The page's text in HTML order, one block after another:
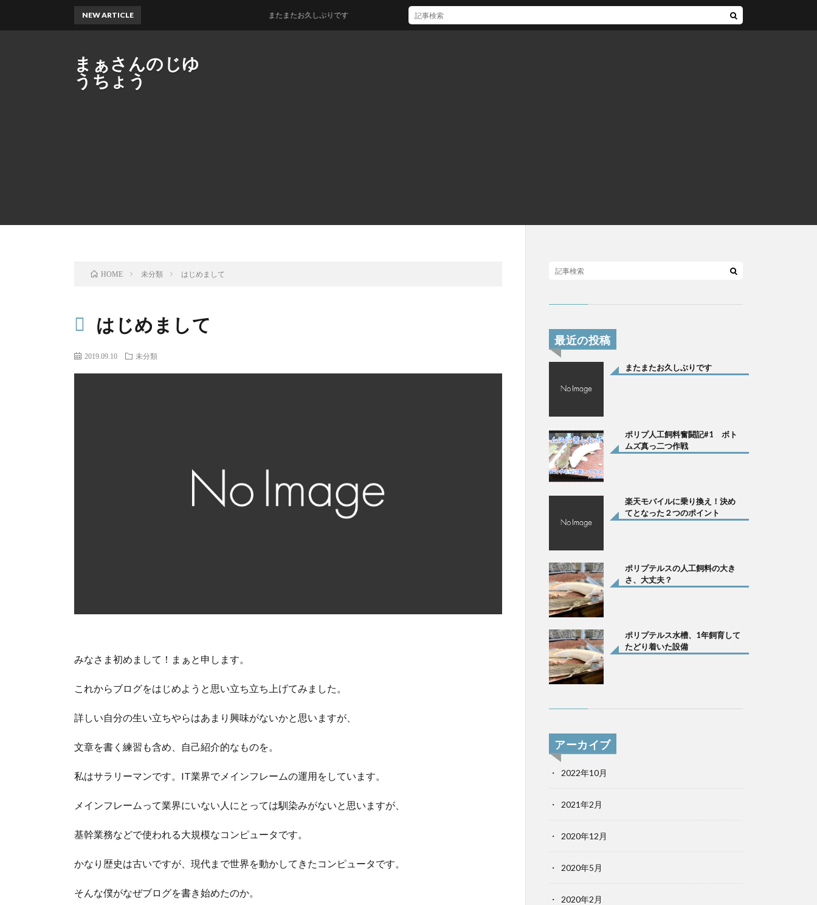
まぁさんのじゆ
うちょう
NEW ARTICLE またまたお久しぶりです
HOME 未分類 はじめまして
はじめまして
2019.09.10 未分類
みなさま初めまして！まぁと申します。
これからブログをはじめようと思い立ち立ち上げてみました。
詳しい自分の生い立ちやらはあまり興味がないかと思いますが、
文章を書く練習も含め、自己紹介的なものを。
私はサラリーマンです。IT業界でメインフレームの運用をしています。
メインフレームって業界にいない人にとっては馴染みがないと思いますが、
基幹業務などで使われる大規模なコンピュータです。
かなり歴史は古いですが、現代まで世界を動かしてきたコンピュータです。
そんな僕がなぜブログを書き始めたのか。
最近の投稿
またまたお久しぶりです
ポリプ人工飼料奮闘記#1 ボト
ムズ真っ二つ作戦
楽天モバイルに乗り換え！決め
てとなった２つのポイント
ポリプテルスの人工飼料の大き
さ、大丈夫？
ポリプテルス水槽、1年飼育して
たどり着いた設備
アーカイブ
2022年10月
2021年2月
2020年12月
2020年5月
2020年2月